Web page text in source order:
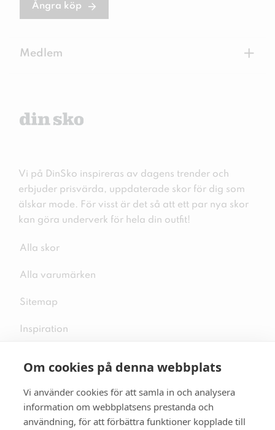
Om cookies på denna webbplats
Vi använder cookies för att samla in och analysera
information om webbplatsens prestanda och
användning, för att förbättra funktioner kopplade till
Ångra köp
Medlem +
Vi på DinSko inspireras av dagens trender och
erbjuder prisvärda, uppdaterade skor för dig som
älskar mode. För visst är det så att ett par nya skor
kan göra underverk för hela din outfit!
Alla skor
Alla varumärken
Sitemap
Inspiration
Följ oss på sociala medier